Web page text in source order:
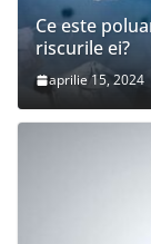
Ce este
riscurile ei?
aprilie 15, 2024